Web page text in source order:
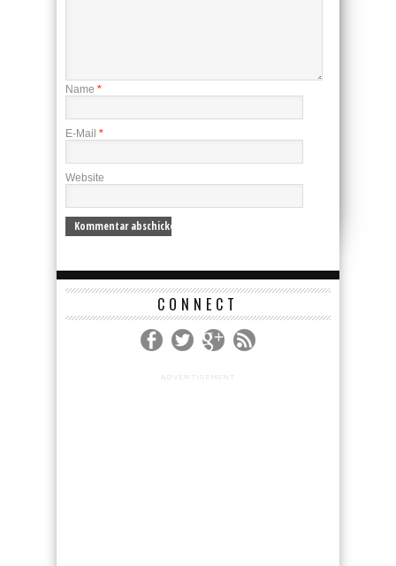
Name *
E-Mail *
Website
CONNECT
ADVERTISEMENT